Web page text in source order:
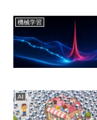
機械学習
AI